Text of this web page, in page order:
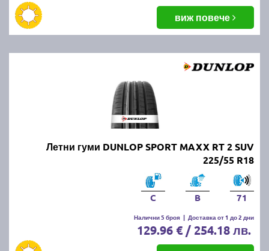
виж повече
Летни гуми DUNLOP SPORT MAXX RT 2 SUV
225/55 R18
C B 71
Налични 5 броя | Доставка от 1 до 2 дни
129.96 € / 254.18 лв.